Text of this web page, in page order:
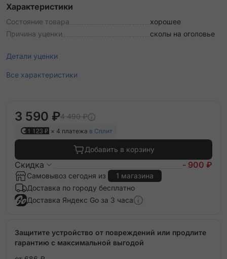
Характеристики
Состояние товара
хорошее
Причина уценки
сколы на оголовье
Детали уценки
Все характеристики
3 590 ₽4 490 ₽
1 123 ₽ × 4 платежа в Сплит
Добавить в корзину
Скидка - 900 ₽
Самовывоз сегодня из
1 магазина
Доставка по городу бесплатно
Доставка Яндекс Go за 3 часа
Защитите устройство от повреждений или продлите
гарантию с максимальной выгодой